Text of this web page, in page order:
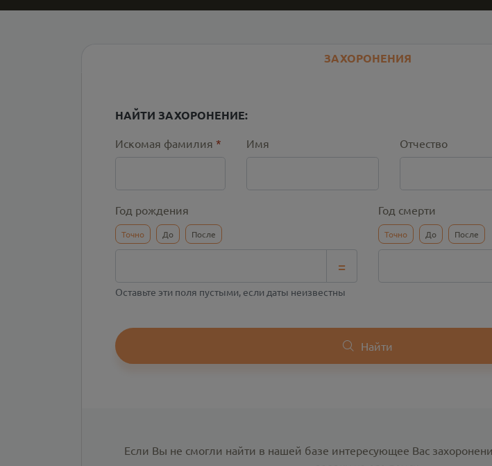
ЗАХОРОНЕНИЯ
НАЙТИ ЗАХОРОНЕНИЕ:
Искомая фамилия * Имя Отчество
Год рождения
Точно До После
=
Год смерти
Точно До После
Оставьте эти поля пустыми, если даты неизвестны
Найти
Если Вы не смогли найти в нашей базе интересующее Вас